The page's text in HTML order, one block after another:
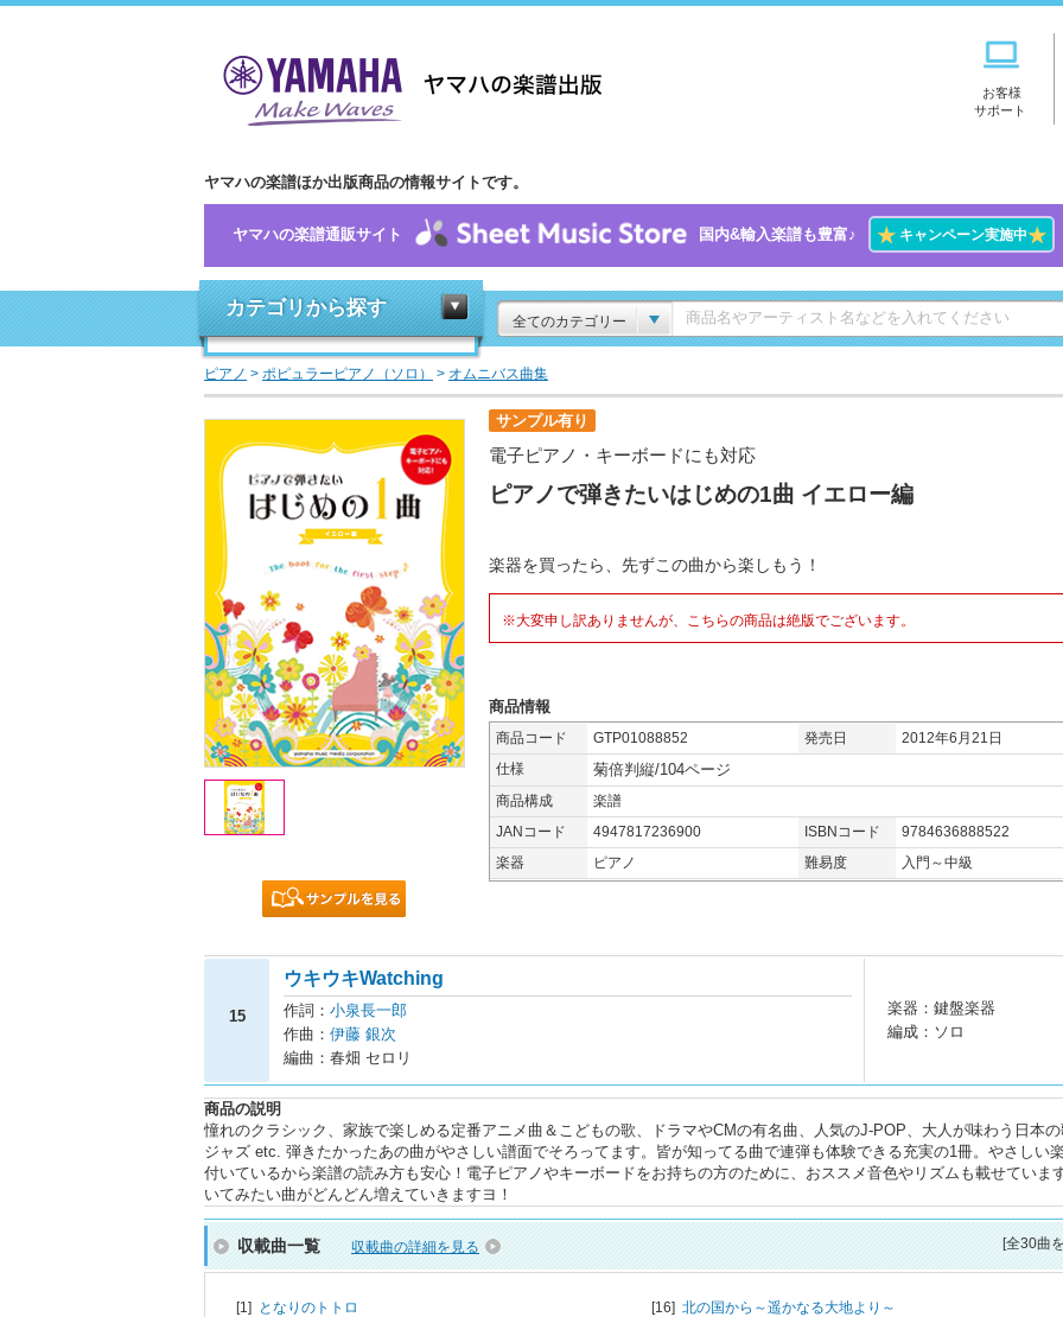
お客様
サポート
ヤマハの楽譜ほか出版商品の情報サイトです。
ヤマハの楽譜通販サイト 国内&輸入楽譜も豊富♪ ★キャンペーン実施中★
カテゴリから探す
全てのカテゴリー
ピアノ > ポピュラーピアノ（ソロ） > オムニバス曲集
サンプル有り
電子ピアノ・キーボードにも対応
ピアノで弾きたいはじめの1曲 イエロー編
楽器を買ったら、先ずこの曲から楽しもう！
※大変申し訳ありませんが、こちらの商品は絶版でございます。
商品情報
商品コード GTP01088852 発売日
2012年6月21日
仕様
菊倍判縦/104ページ
商品構成
楽譜
JANコード
4947817236900 ISBNコード
9784636888522
楽器
ピアノ 難易度 入門～中級
15
ウキウキWatching
作詞： 小泉長一郎
作曲： 伊藤 銀次
編曲：春畑 セロリ
楽器：鍵盤楽器
編成：ソロ
商品の説明
憧れのクラシック、家族で楽しめる定番アニメ曲＆こどもの歌、ドラマやCMの有名曲、人気のJ-POP、大人が味わう日本の
ジャズ etc. 弾きたかったあの曲がやさしい譜面でそろってます。皆が知ってる曲で連弾も体験できる充実の1冊。やさしい
付いているから楽譜の読み方も安心！電子ピアノやキーボードをお持ちの方のために、おススメ音色やリズムも載せていま
いてみたい曲がどんどん増えていきますヨ！
収載曲一覧 収載曲の詳細を見る [全30曲
[1] となりのトトロ
[16] 北の国から～遥かなる大地より～